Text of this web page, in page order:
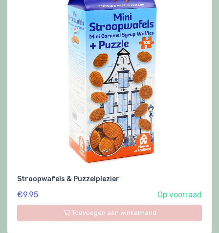
Stroopwafels & Puzzelplezier
€9.95 Op voorraad
Toevoegen aan winkelmand